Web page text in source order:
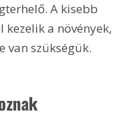
A kisebb
kezelik a növények,
van szükségük.